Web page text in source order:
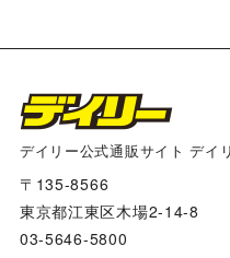
デイリー公式通販サイト デイ
〒135-8566
東京都江東区木場2-14-8
03-5646-5800